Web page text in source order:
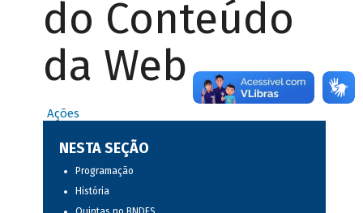
do Conteúdo
da Web
Ações
NESTA SEÇÃO
Programação
História